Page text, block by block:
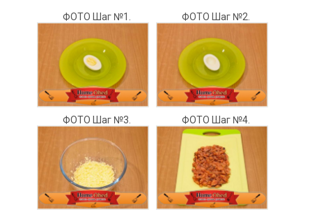
ФОТО Шаг №1. ФОТО Шаг №2.
ФОТО Шаг №3. ФОТО Шаг №4.